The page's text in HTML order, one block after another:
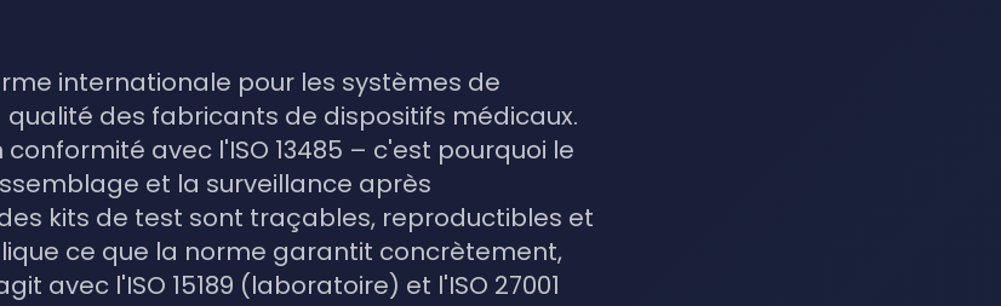
internationale pour les systèmes de
des fabricants de dispositifs médicaux.
avec l'ISO 13485 – c'est pourquoi le
et la surveillance après
kits de test sont traçables, reproductibles et
ce que la norme garantit concrètement,
avec l'ISO 15189 (laboratoire) et l'ISO 27001